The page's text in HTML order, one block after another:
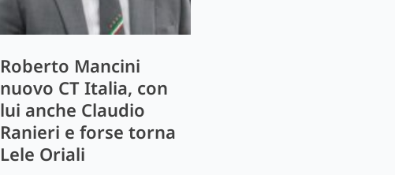
Roberto Mancini
nuovo CT Italia, con
lui anche Claudio
Ranieri e forse torna
Lele Oriali